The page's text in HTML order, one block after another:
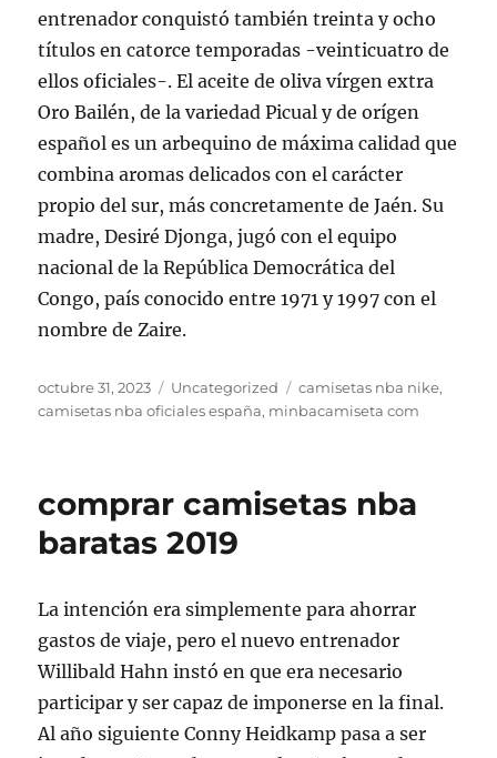
entrenador conquistó también treinta y ocho
títulos en catorce temporadas -veinticuatro de
ellos oficiales-. El aceite de oliva vírgen extra
Oro Bailén, de la variedad Picual y de orígen
español es un arbequino de máxima calidad que
combina aromas delicados con el carácter
propio del sur, más concretamente de Jaén. Su
madre, Desiré Djonga, jugó con el equipo
nacional de la República Democrática del
Congo, país conocido entre 1971 y 1997 con el
nombre de Zaire.
Publicado
el
octubre 31, 2023 Categorías
Uncategorized Etiquetas
camisetas nba nike,
camisetas nba oficiales españa, minbacamiseta com
comprar camisetas nba
baratas 2019
La intención era simplemente para ahorrar
gastos de viaje, pero el nuevo entrenador
Willibald Hahn instó en que era necesario
participar y ser capaz de imponerse en la final.
Al año siguiente Conny Heidkamp pasa a ser